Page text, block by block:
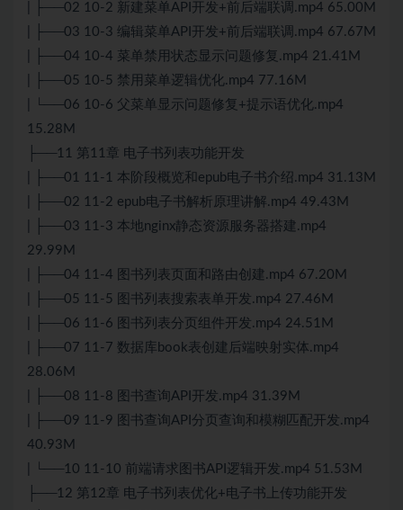
| ├──02 10-2 新建菜单API开发+前后端联调.mp4 65.00M
| ├──03 10-3 编辑菜单API开发+前后端联调.mp4 67.67M
| ├──04 10-4 菜单禁用状态显示问题修复.mp4 21.41M
| ├──05 10-5 禁用菜单逻辑优化.mp4 77.16M
| └──06 10-6 父菜单显示问题修复+提示语优化.mp4
15.28M
├──11 第11章 电子书列表功能开发
| ├──01 11-1 本阶段概览和epub电子书介绍.mp4 31.13M
| ├──02 11-2 epub电子书解析原理讲解.mp4 49.43M
| ├──03 11-3 本地nginx静态资源服务器搭建.mp4
29.99M
| ├──04 11-4 图书列表页面和路由创建.mp4 67.20M
| ├──05 11-5 图书列表搜索表单开发.mp4 27.46M
| ├──06 11-6 图书列表分页组件开发.mp4 24.51M
| ├──07 11-7 数据库book表创建后端映射实体.mp4
28.06M
| ├──08 11-8 图书查询API开发.mp4 31.39M
| ├──09 11-9 图书查询API分页查询和模糊匹配开发.mp4
40.93M
| └──10 11-10 前端请求图书API逻辑开发.mp4 51.53M
├──12 第12章 电子书列表优化+电子书上传功能开发